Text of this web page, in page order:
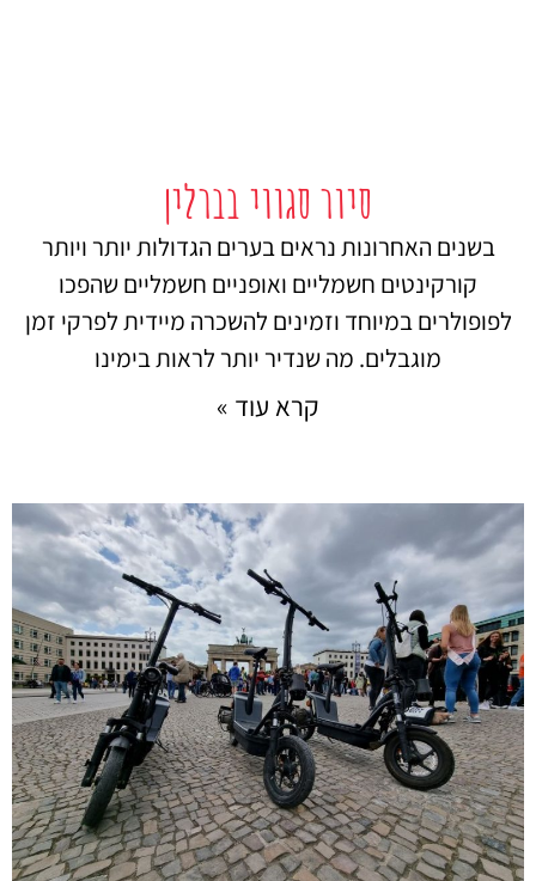
סיור סגווי בברלין
בשנים האחרונות נראים בערים הגדולות יותר ויותר
קורקינטים חשמליים ואופניים חשמליים שהפכו
לפופולרים במיוחד וזמינים להשכרה מיידית לפרקי זמן
מוגבלים. מה שנדיר יותר לראות בימינו
קרא עוד »